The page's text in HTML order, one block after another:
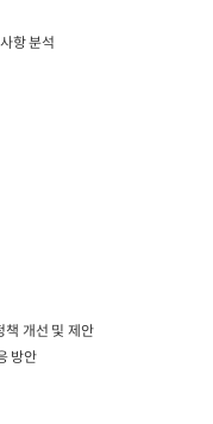
항 분석
책 개선 및 제안
방안